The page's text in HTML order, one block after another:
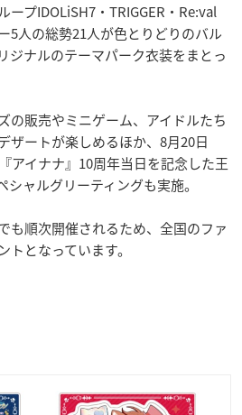
ープIDOLiSH7・TRIGGER・Re:val
5人の総勢21人が色とりどりのバル
ジナルのテーマパーク衣装をまとっ
の販売やミニゲーム、アイドルたち
ザートが楽しめるほか、8月20日
アイナナ』10周年当日を記念した王
ャルグリーティングも実施。
も順次開催されるため、全国のファ
となっています。